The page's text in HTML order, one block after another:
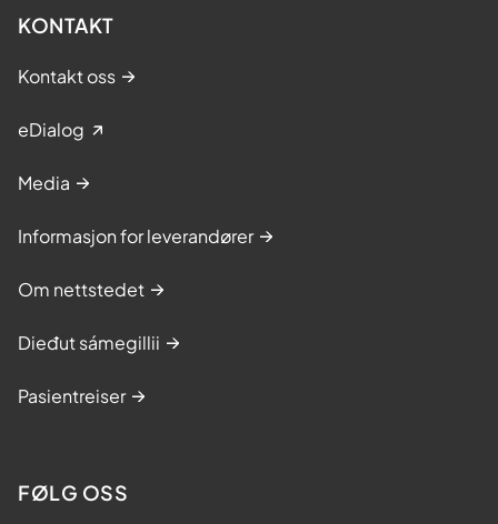
KONTAKT
Kontakt oss
eDialog
Media
Informasjon for leverandører
Om nettstedet
Dieđut sámegillii
Pasientreiser
FØLG OSS